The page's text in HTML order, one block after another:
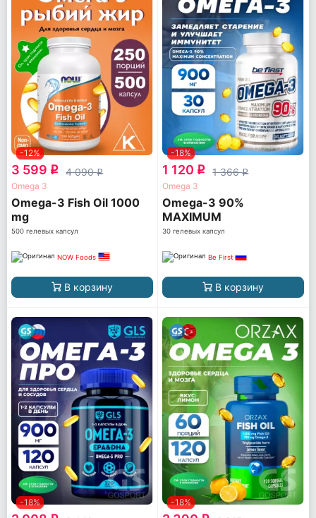
-12%
3 599 q 4 090q
Omega 3
Omega-3 Fish Oil 1000
mg
500 гелевых капсул
NOW Foods
В корзину
-18%
1 120 q 1 366q
Omega 3
Omega-3 90%
MAXIMUM
CONCENTRATION
30 гелевых капсул
Be First
В корзину
-18% -18%